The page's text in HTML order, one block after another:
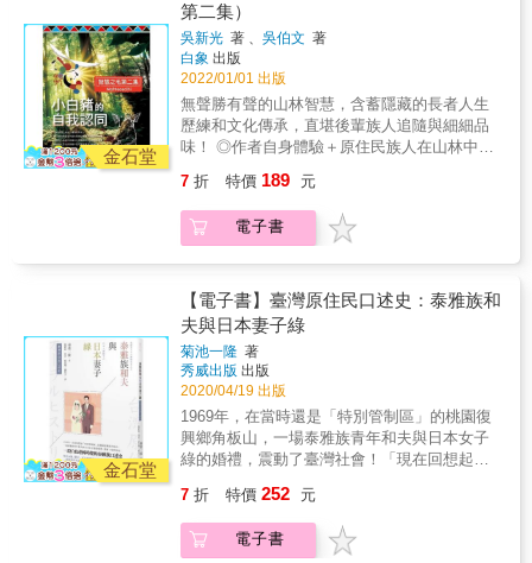
環境中奮鬥不懈的精神，有如一顆閃亮的鑽
石，永遠福星高照。 文/作者徐宗懋 & 《台灣
近水部落》 本書以日本的台灣原住民權威森丑
之助的圖像原作為底本，透過高端的上色技術
賦予新的生命。本畫冊介紹靠近海洋和湖泊的
原住民部落，主要集中在阿美族、達悟族和邵
族，書中以豐富多彩的照片表現他們和海洋以
即湖泊的生活關係，其中達悟族捕獲飛魚的圖
大觀》和《台灣物產大觀》精美的原版照片，
呈現了前所未有的視覺效果。有關過去台灣人
生活和習俗的影像則是民國49年（1960年）薛
培德牧師所拍攝的經典照片，每一張都是由原
底片沖洗出來，並且進行精美的數位上色，展
現了動人的往日情懷。 總之，在技術工藝層
面，台灣沒有任何一本出版物像《閃耀台灣》
付出如此深的心力，只為了留下一套值得代代
灣疫情最嚴重的兩年，很多人不能正常上學上
班，收入和生活都受到影響。然而，就在此時
此刻，我們做出最大的投資，投入最大的心
力，完成這一套經典作品，代表台灣在艱困的
環境中奮鬥不懈的精神，有如一顆閃亮的鑽
石，永遠福星高照。 文/作者徐宗懋 & 《台灣
山鄉原民》 本畫冊以日本的台灣原住民權威森
丑之助的圖像原作為底本，圖像反映的山區景
觀與原住民生活狀態，本書主要集中在山區原
住民部落的人文風情，包括泰雅族、卑南、布
農、排灣等部落，著重介紹這些部落在山區的
生存方式，包括信仰、生產以及日常生活習俗
等，內容豐富，為十分珍貴的文獻和美學資
料。
完整詮釋及承傳， 學習他人文化的同時千萬不
要丟棄自己的根！ 以原住民族人的自我認同、
自信於傳統文化價值， 並戮力於族群語言和文
化的詮釋和傳承為根本， 進而期許和其他多元
族群的相互欣賞，彼此相攜前行。 本書以鄒族
阿里山達邦村「達德安部落」的實際地理環境
為背景， 並以原住民族語、文化及山林間現實
生活為主要內涵； 用擬人化的童話故事，將傳
統文化輕鬆自然的帶入， 融摻甚多已鮮少使用
類蜂種之認識， 皆係甚為寶貴之族語及文化的
參考資料， 本書可提供部落或學校延伸教學參
考資料。
金石堂
第二集）
吳新光 著 、吳伯文 著
白象 出版
2022/01/01 出版
無聲勝有聲的山林智慧，含蓄隱藏的長者人生
歷練和文化傳承，直堪後輩族人追隨與細細品
味！ ◎作者自身體驗＋原住民族人在山林中的
述累積的傳統生活智慧，記述對大自然真誠敬
重的深厚文化內涵。 ◎隱喻和故事，引人深思
的智慧，等待我們慢慢地品嚐、吸收、豁然頓
認知失調， 唯有族人始能作自屬文化及語言的
完整詮釋及承傳， 學習他人文化的同時千萬不
要丟棄自己的根！ 以原住民族人的自我認同、
自信於傳統文化價值， 並戮力於族群語言和文
化的詮釋和傳承為根本， 進而期許和其他多元
族群的相互欣賞，彼此相攜前行。 本書以鄒族
阿里山達邦村「達德安部落」的實際地理環境
為背景， 並以原住民族語、文化及山林間現實
生活為主要內涵； 用擬人化的童話故事，將傳
統文化輕鬆自然的帶入， 融摻甚多已鮮少使用
類蜂種之認識， 皆係甚為寶貴之族語及文化的
參考資料， 本書可提供部落或學校延伸教學參
7 折 特價 189 元
電子書
金石堂
【電子書】臺灣原住民口述史：泰雅族和
夫與日本妻子綠
菊池一隆 著
秀威出版 出版
2020/04/19 出版
1969年，在當時還是「特別管制區」的桃園復
興鄉角板山，一場泰雅族青年和夫與日本女子
綠的婚禮，震動了臺灣社會！「現在回想起
候，真是一個恐怖的時代啊。」──綠來自日本
的綠不顧反對，毅然嫁入桃園角板山，當時那
裡是一般平地人沒有「入山證」也不准進山的
7 折 特價 252 元
電子書